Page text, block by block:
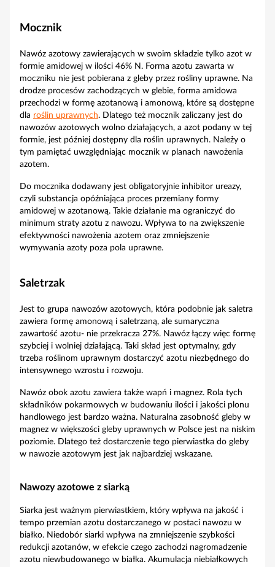
Mocznik
Nawóz azotowy zawierających w swoim składzie tylko azot w
formie amidowej w ilości 46% N. Forma azotu zawarta w
moczniku nie jest pobierana z gleby przez rośliny uprawne. Na
drodze procesów zachodzących w glebie, forma amidowa
przechodzi w formę azotanową i amonową, które są dostępne
dla roślin uprawnych. Dlatego też mocznik zaliczany jest do
nawozów azotowych wolno działających, a azot podany w tej
formie, jest później dostępny dla roślin uprawnych. Należy o
tym pamiętać uwzględniając mocznik w planach nawożenia
azotem.
Do mocznika dodawany jest obligatoryjnie inhibitor ureazy,
czyli substancja opóźniająca proces przemiany formy
amidowej w azotanową. Takie działanie ma ograniczyć do
minimum straty azotu z nawozu. Wpływa to na zwiększenie
efektywności nawożenia azotem oraz zmniejszenie
wymywania azoty poza pola uprawne.
Saletrzak
Jest to grupa nawozów azotowych, która podobnie jak saletra
zawiera formę amonową i saletrzaną, ale sumaryczna
zawartość azotu- nie przekracza 27%. Nawóz łączy więc formę
szybciej i wolniej działającą. Taki skład jest optymalny, gdy
trzeba roślinom uprawnym dostarczyć azotu niezbędnego do
intensywnego wzrostu i rozwoju.
Nawóz obok azotu zawiera także wapń i magnez. Rola tych
składników pokarmowych w budowaniu ilości i jakości plonu
handlowego jest bardzo ważna. Naturalna zasobność gleby w
magnez w większości gleby uprawnych w Polsce jest na niskim
poziomie. Dlatego też dostarczenie tego pierwiastka do gleby
w nawozie azotowym jest jak najbardziej wskazane.
Nawozy azotowe z siarką
Siarka jest ważnym pierwiastkiem, który wpływa na jakość i
tempo przemian azotu dostarczanego w postaci nawozu w
białko. Niedobór siarki wpływa na zmniejszenie szybkości
redukcji azotanów, w efekcie czego zachodzi nagromadzenie
azotu niewbudowanego w białka. Akumulacja niebiałkowych